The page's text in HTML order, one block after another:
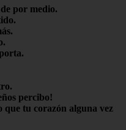
por medio.
percibo!
tu corazón alguna vez